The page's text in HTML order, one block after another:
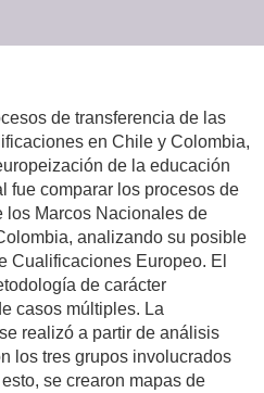
de transferencia de las
en Chile y Colombia,
de la educación
fue comparar los procesos de
los Marcos Nacionales de
analizando su posible
Cualificaciones Europeo. El
de carácter
casos múltiples. La
realizó a partir de análisis
los tres grupos involucrados
se crearon mapas de